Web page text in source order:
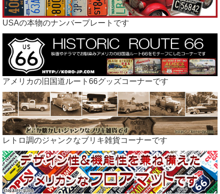
USAの本物のナンバープレートです
アメリカの旧国道ルート66グッズコーナーです
レトロ調のジャンクなブリキ雑貨コーナーです